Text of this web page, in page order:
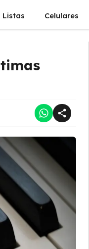
Listas Celulares